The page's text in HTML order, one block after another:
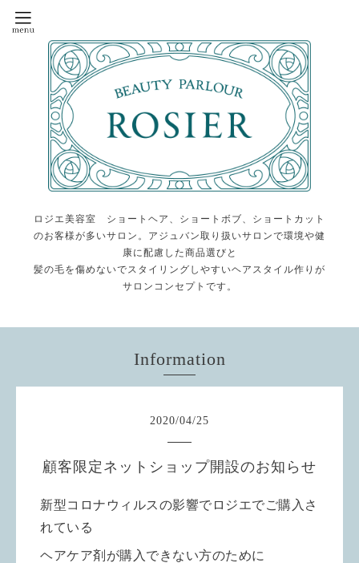
ロジエ美容室 ショートヘア、ショートボブ、ショートカット
のお客様が多いサロン。アジュバン取り扱いサロンで環境や健
康に配慮した商品選びと
髪の毛を傷めないでスタイリングしやすいヘアスタイル作りが
サロンコンセプトです。
Information
2020/04/25
顧客限定ネットショップ開設のお知らせ
新型コロナウィルスの影響でロジエでご購入さ
れている
ヘアケア剤が購入できない方のために